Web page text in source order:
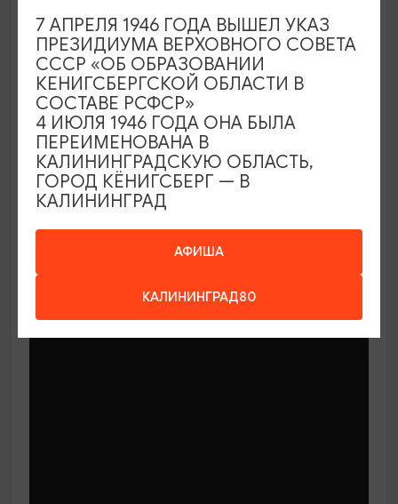
МАСТЕР-КЛАССЫ
Мастер-классы по керамике Елены
Бодяковой
Калининград, ул. Баранова, 45
АФИША
КАЛИНИНГРАД80
7 АПРЕЛЯ 1946 ГОДА ВЫШЕЛ УКАЗ
ПРЕЗИДИУМА ВЕРХОВНОГО СОВЕТА
СССР «ОБ ОБРАЗОВАНИИ
КЕНИГСБЕРГСКОЙ ОБЛАСТИ В
СОСТАВЕ РСФСР»
4 ИЮЛЯ 1946 ГОДА ОНА БЫЛА
ПЕРЕИМЕНОВАНА В
КАЛИНИНГРАДСКУЮ ОБЛАСТЬ,
ГОРОД КЁНИГСБЕРГ — В
КАЛИНИНГРАД